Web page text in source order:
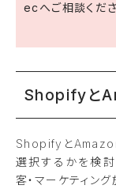
ecへご相談くだ
Shopifyと
ShopifyとAmazon
選択するかを検討
客・マーケティン